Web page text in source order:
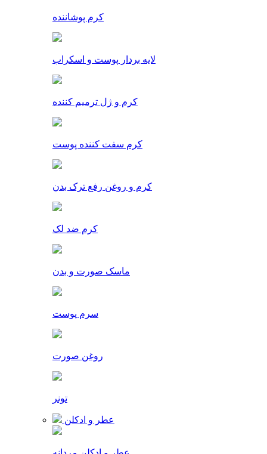
کرم پوشاننده
لایه بردار پوست و اسکراب
کرم و ژل ترمیم کننده
کرم سفت کننده پوست
کرم و روغن رفع ترک بدن
کرم ضد لک
ماسک صورت و بدن
سرم پوست
روغن صورت
تونر
عطر و ادکلن